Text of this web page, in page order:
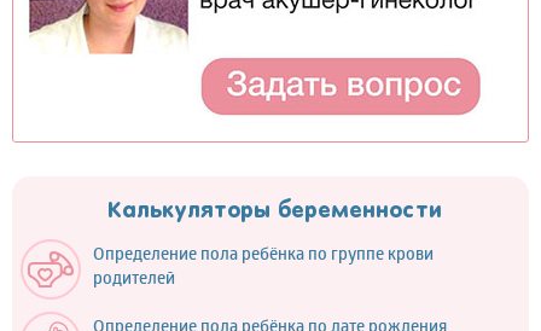
Калькуляторы беременности
Определение пола ребёнка по группе крови
родителей